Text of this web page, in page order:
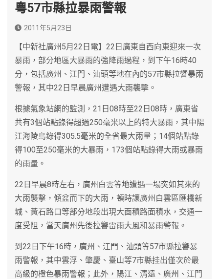
粵57市縣拉暴雨警報
2011年5月23日
【中新社廣州5月22日電】22日廣東自西向東迎來一次
暴雨，部分地區大暴雨的強降雨過程，到下午16時40
分，包括廣州、江門、汕頭等地在內的57市縣拉響暴雨
警報，其中22日早晨廣州遭遇大雨襲擊。
根據氣象站網的監測，21日08時至22日08時，廣東省
共有3個站點錄得超過250毫米以上的特大暴雨，其中陽
江海陵島錄得305.5毫米的全省最大雨量；14個站點錄
得100至250毫米的大暴雨，173個站點錄得大雨或暴雨
的雨量。
22日早晨8時左右，廣州白雲等地遭遇一場突如其來的
大雨襲擊，傾盆而下的大雨，頓時讓廣州白雲區匯橋新
城、黃石路口等部分地段出現大面積路面積水，交通一
度受阻，當天廣州先後拉響雷雨大風和暴雨警報。
到22日下午16時，廣州、江門、汕頭等57市縣拉響暴
雨警報，其中雲浮、肇慶、臺山等7市縣挂出僅次於最
高級的橙色暴雨警報；此外，陽江、清遠、廣州、江門